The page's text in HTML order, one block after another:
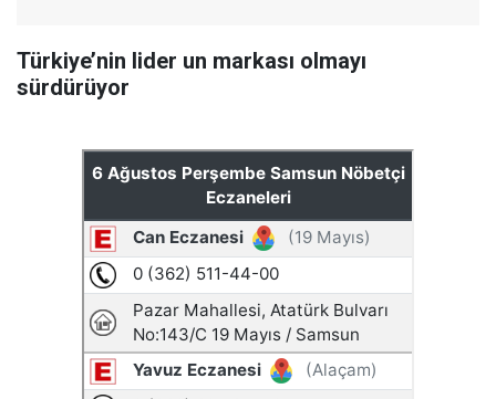
Türkiye’nin lider un markası olmayı
sürdürüyor